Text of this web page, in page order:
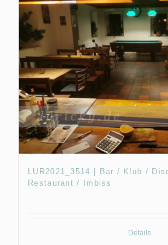
LUR2021_3514 | Bar / Klub /
Restaurant / Imbiss
Details